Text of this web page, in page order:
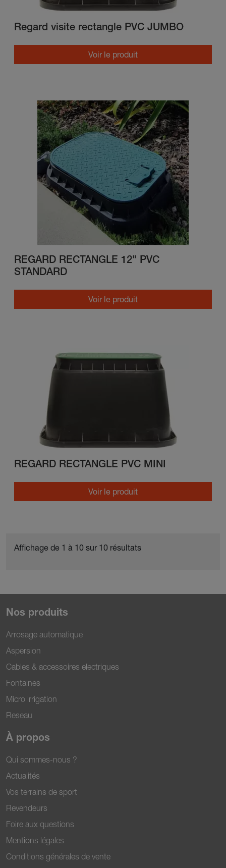
Regard visite rectangle PVC JUMBO
Voir le produit
REGARD RECTANGLE 12" PVC
STANDARD
Voir le produit
REGARD RECTANGLE PVC MINI
Voir le produit
Affichage de 1 à 10 sur 10 résultats
Nos produits
Arrosage automatique
Aspersion
Cables & accessoires electriques
Fontaines
Micro irrigation
Reseau
À propos
Qui sommes-nous ?
Actualités
Vos terrains de sport
Revendeurs
Foire aux questions
Mentions légales
Conditions générales de vente